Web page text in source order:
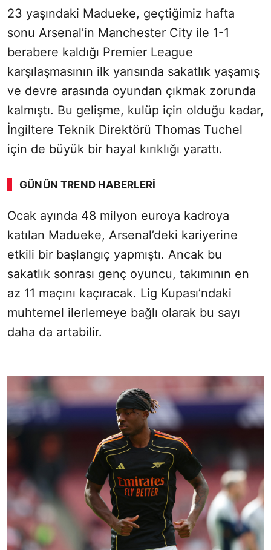
23 yaşındaki Madueke, geçtiğimiz hafta
sonu Arsenal’in Manchester City ile 1-1
berabere kaldığı Premier League
karşılaşmasının ilk yarısında sakatlık yaşamış
ve devre arasında oyundan çıkmak zorunda
kalmıştı. Bu gelişme, kulüp için olduğu kadar,
İngiltere Teknik Direktörü Thomas Tuchel
için de büyük bir hayal kırıklığı yarattı.
GÜNÜN TREND HABERLERI
Ocak ayında 48 milyon euroya kadroya
katılan Madueke, Arsenal’deki kariyerine
etkili bir başlangıç yapmıştı. Ancak bu
sakatlık sonrası genç oyuncu, takımının en
az 11 maçını kaçıracak. Lig Kupası’ndaki
muhtemel ilerlemeye bağlı olarak bu sayı
daha da artabilir.